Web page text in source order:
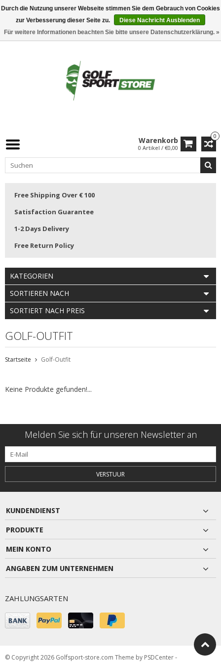
0
Warenkorb
0 Artikel / €0,00
Free Shipping Over € 100
Satisfaction Guarantee
1-2 Days Delivery
Free Return Policy
KATEGORIEN
SORTIEREN NACH
SORTIERT NACH PREIS
GOLF-OUTFIT
Startseite Golf-Outfit
Keine Produkte gefunden!...
Melden Sie sich für unseren Newsletter an
VERSTUUR
KUNDENDIENST
PRODUKTE
MEIN KONTO
ANGABEN ZUM UNTERNEHMEN
ZAHLUNGSARTEN
© Copyright 2026 Golfsport-store.com Theme by PSDCenter-
Durch die Nutzung unserer Webseite stimmen Sie dem Gebrauch von Cookies
zur Verbesserung dieser Seite zu.
Diese Nachricht Ausblenden
Für weitere Informationen beachten Sie bitte unsere Datenschutzerklärung. »